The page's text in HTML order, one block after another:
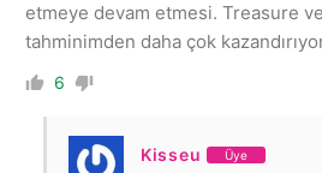
etmeye devam etmesi. Treasure
tahminimden daha çok
6
Kisseu Üye